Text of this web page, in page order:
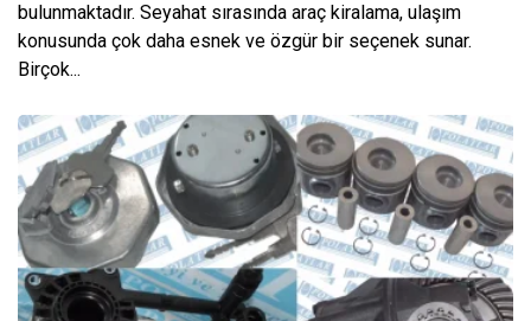
bulunmaktadır. Seyahat sırasında araç kiralama, ulaşım
konusunda çok daha esnek ve özgür bir seçenek sunar.
Birçok...